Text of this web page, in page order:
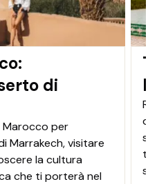
di
Marocco per
Marrakech, visitare
la cultura
che ti porterà nel
ti